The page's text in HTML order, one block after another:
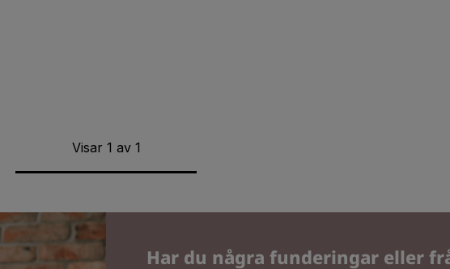
Visar 1 av 1
Har du några funderingar eller